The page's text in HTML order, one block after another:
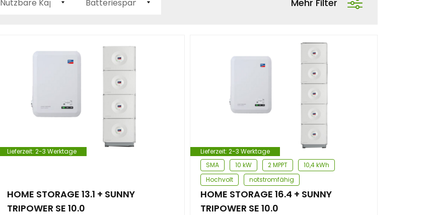
Nutzbare Kapazität Batteriespannung Mehr Filter
Lieferzeit:2-3 Werktage
HOME STORAGE 13.1 + SUNNY
TRIPOWER SE 10.0
Lieferzeit: 2-3 Werktage
SMA
10 kW 2 MPPT
10,4 kWh
Hochvolt
notstromfähig
HOME STORAGE 16.4 + SUNNY
TRIPOWER SE 10.0